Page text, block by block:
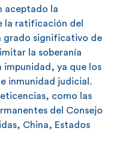
aceptado la
la ratificación del
grado significativo de
la soberanía
impunidad, ya que los
inmunidad judicial.
como las
del Consejo
China, Estados